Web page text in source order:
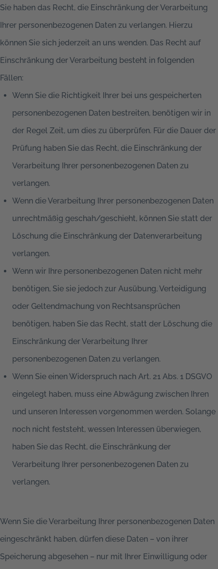
Sie haben das Recht, die Einschränkung der Verarbeitung
Ihrer personenbezogenen Daten zu verlangen. Hierzu
können Sie sich jederzeit an uns wenden. Das Recht auf
Einschränkung der Verarbeitung besteht in folgenden
Fällen:
Wenn Sie die Richtigkeit Ihrer bei uns gespeicherten
personenbezogenen Daten bestreiten, benötigen wir in
der Regel Zeit, um dies zu überprüfen. Für die Dauer der
Prüfung haben Sie das Recht, die Einschränkung der
Verarbeitung Ihrer personenbezogenen Daten zu
verlangen.
Wenn die Verarbeitung Ihrer personenbezogenen Daten
unrechtmäßig geschah/geschieht, können Sie statt der
Löschung die Einschränkung der Datenverarbeitung
verlangen.
Wenn wir Ihre personenbezogenen Daten nicht mehr
benötigen, Sie sie jedoch zur Ausübung, Verteidigung
oder Geltendmachung von Rechtsansprüchen
benötigen, haben Sie das Recht, statt der Löschung die
Einschränkung der Verarbeitung Ihrer
personenbezogenen Daten zu verlangen.
Wenn Sie einen Widerspruch nach Art. 21 Abs. 1 DSGVO
eingelegt haben, muss eine Abwägung zwischen Ihren
und unseren Interessen vorgenommen werden. Solange
noch nicht feststeht, wessen Interessen überwiegen,
haben Sie das Recht, die Einschränkung der
Verarbeitung Ihrer personenbezogenen Daten zu
verlangen.
Wenn Sie die Verarbeitung Ihrer personenbezogenen Daten
eingeschränkt haben, dürfen diese Daten – von ihrer
Speicherung abgesehen – nur mit Ihrer Einwilligung oder